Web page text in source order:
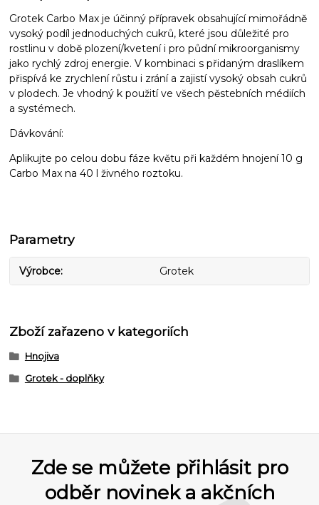
Grotek Carbo Max je účinný přípravek obsahující mimořádně
vysoký podíl jednoduchých cukrů, které jsou důležité pro
rostlinu v době plození/kvetení i pro půdní mikroorganismy
jako rychlý zdroj energie. V kombinaci s přidaným draslíkem
přispívá ke zrychlení růstu i zrání a zajistí vysoký obsah cukrů
v plodech. Je vhodný k použití ve všech pěstebních médiích
a systémech.
Dávkování:
Aplikujte po celou dobu fáze květu při každém hnojení 10 g
Carbo Max na 40 l živného roztoku.
Parametry
Výrobce Grotek
Zboží zařazeno v kategoriích
Hnojiva
Grotek - doplňky
Zde se můžete přihlásit pro
odběr novinek a akčních